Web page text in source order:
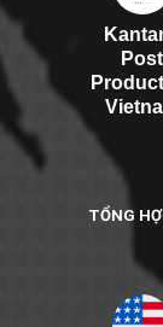
Post
TỔNG